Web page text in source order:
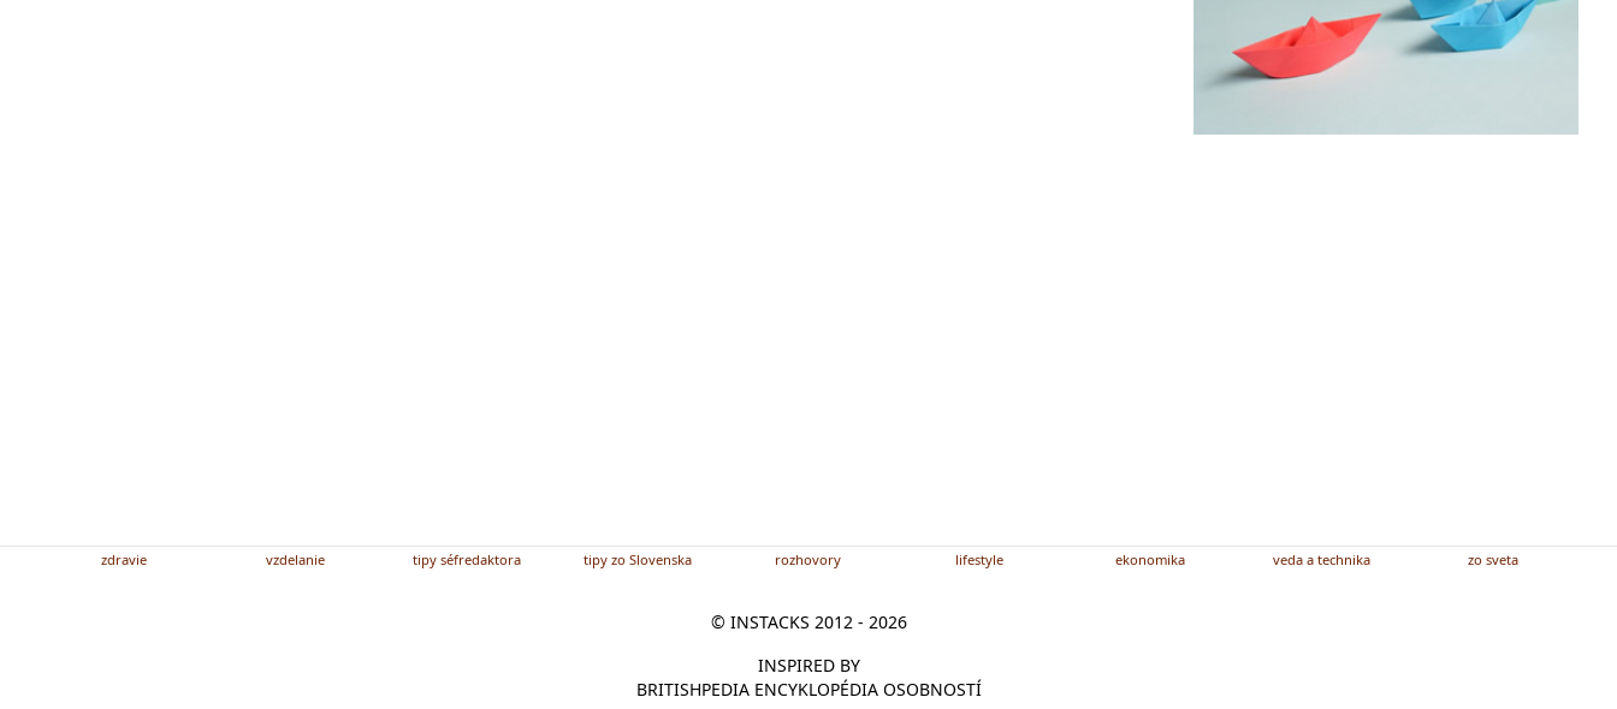
zdravie vzdelanie tipy séfredaktora tipy zo Slovenska rozhovory lifestyle ekonomika veda a technika zo sveta
© INSTACKS 2012 - 2026
INSPIRED BY
BRITISHPEDIA ENCYKLOPÉDIA OSOBNOSTÍ